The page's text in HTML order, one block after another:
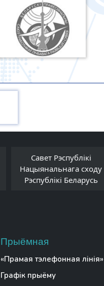
Савет Рэспублікі
Нацыянальнага сходу
Рэспублікі Беларусь
Прыёмная
«Прамая тэлефонная лінія»
Графік прыёму